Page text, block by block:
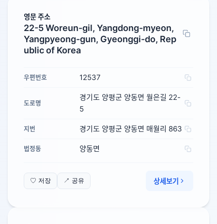
영문 주소
22-5 Woreun-gil, Yangdong-myeon,
Yangpyeong-gun, Gyeonggi-do, Rep
ublic of Korea
우편번호 12537
도로명
경기도 양평군 양동면 월은길 22-
5
지번 경기도 양평군 양동면 매월리 863
법정동 양동면
♡ 저장 ↗ 공유 상세보기